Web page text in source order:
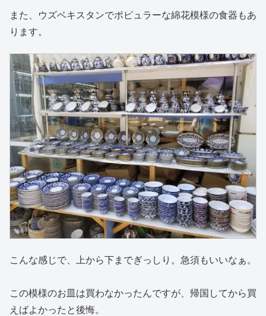
また、ウズベキスタンでポピュラーな綿花模様の食器もあ
ります。
こんな感じで、上から下までぎっしり。急須もいいなぁ。
この模様のお皿は買わなかったんですが、帰国してから買
えばよかったと後悔。